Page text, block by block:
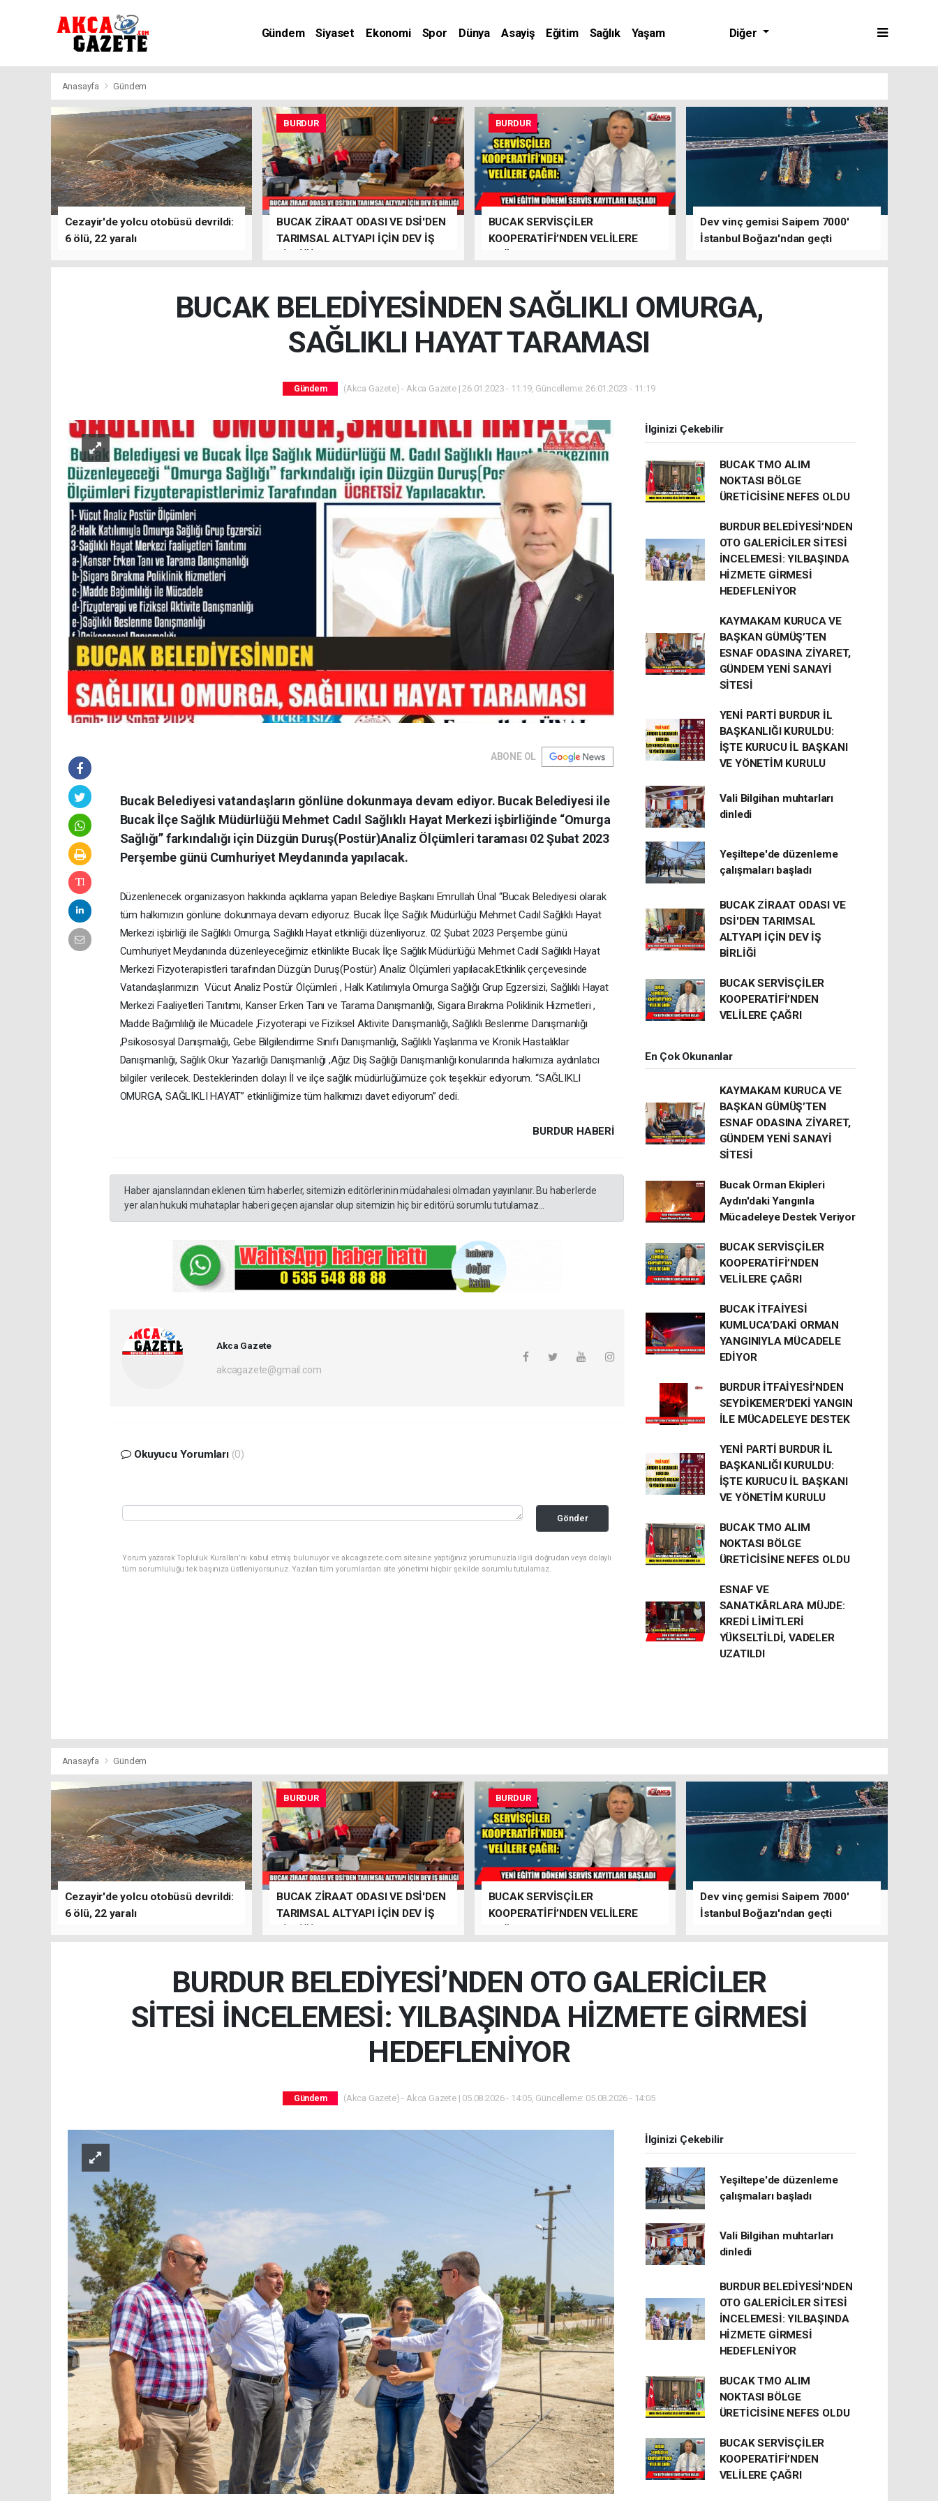
Gündem Siyaset Ekonomi Spor Dünya Asayiş Eğitim Sağlık
Yaşam
Diğer
Anasayfa Gündem
Cezayir'de yolcu otobüsü devrildi:
6 ölü, 22 yaralı
BURDUR
BUCAK ZİRAAT ODASI VE DSİ'DEN
TARIMSAL ALTYAPI İÇİN DEV İŞ
BURDUR
BUCAK SERVİSÇİLER
KOOPERATİFİ’NDEN VELİLERE
Dev vinç gemisi Saipem 7000'
İstanbul Boğazı'ndan geçti
BUCAK BELEDİYESİNDEN SAĞLIKLI OMURGA,
SAĞLIKLI HAYAT TARAMASI
Gündem (Akca Gazete) - Akca Gazete | 26.01.2023 - 11:19, Güncelleme: 26.01.2023 - 11:19
ABONE OL
Bucak Belediyesi vatandaşların gönlüne dokunmaya devam ediyor. Bucak Belediyesi ile
Bucak İlçe Sağlık Müdürlüğü Mehmet Cadıl Sağlıklı Hayat Merkezi işbirliğinde “Omurga
Sağlığı” farkındalığı için Düzgün Duruş(Postür)Analiz Ölçümleri taraması 02 Şubat 2023
Perşembe günü Cumhuriyet Meydanında yapılacak.
Düzenlenecek organizasyon hakkında açıklama yapan Belediye Başkanı Emrullah Ünal “Bucak Belediyesi olarak
tüm halkımızın gönlüne dokunmaya devam ediyoruz. Bucak İlçe Sağlık Müdürlüğü Mehmet Cadıl Sağlıklı Hayat
Merkezi işbirliği ile Sağlıklı Omurga, Sağlıklı Hayat etkinliği düzenliyoruz. 02 Şubat 2023 Perşembe günü
Cumhuriyet Meydanında düzenleyeceğimiz etkinlikte Bucak İlçe Sağlık Müdürlüğü Mehmet Cadıl Sağlıklı Hayat
Merkezi Fizyoterapistleri tarafından Düzgün Duruş(Postür) Analiz Ölçümleri yapılacak.Etkinlik çerçevesinde
Vatandaşlarımızın Vücut Analiz Postür Ölçümleri , Halk Katılımıyla Omurga Sağlığı Grup Egzersizi, Sağlıklı Hayat
Merkezi Faaliyetleri Tanıtımı, Kanser Erken Tanı ve Tarama Danışmanlığı, Sigara Bırakma Poliklinik Hizmetleri ,
Madde Bağımlılığı ile Mücadele ,Fizyoterapi ve Fiziksel Aktivite Danışmanlığı, Sağlıklı Beslenme Danışmanlığı
,Psikososyal Danışmalığı, Gebe Bilgilendirme Sınıfı Danışmanlığı, Sağlıklı Yaşlanma ve Kronik Hastalıklar
Danışmanlığı, Sağlık Okur Yazarlığı Danışmanlığı ,Ağız Diş Sağlığı Danışmanlığı konularında halkımıza aydınlatıcı
bilgiler verilecek. Desteklerinden dolayı İl ve ilçe sağlık müdürlüğümüze çok teşekkür ediyorum. “SAĞLIKLI
OMURGA, SAĞLIKLI HAYAT” etkinliğimize tüm halkımızı davet ediyorum” dedi.
BURDUR HABERİ
Haber ajanslarından eklenen tüm haberler, sitemizin editörlerinin müdahalesi olmadan yayınlanır. Bu haberlerde
yer alan hukuki muhataplar haberi geçen ajanslar olup sitemizin hiç bir editörü sorumlu tutulamaz...
Akca Gazete
akcagazete@gmail.com
Okuyucu Yorumları (0)
Gönder
Yorum yazarak Topluluk Kuralları’nı kabul etmiş bulunuyor ve akcagazete.com sitesine yaptığınız yorumunuzla ilgili doğrudan veya dolaylı
tüm sorumluluğu tek başınıza üstleniyorsunuz. Yazılan tüm yorumlardan site yönetimi hiçbir şekilde sorumlu tutulamaz.
İlginizi Çekebilir
BUCAK TMO ALIM
NOKTASI BÖLGE
ÜRETİCİSİNE NEFES OLDU
BURDUR BELEDİYESİ’NDEN
OTO GALERİCİLER SİTESİ
İNCELEMESİ: YILBAŞINDA
HİZMETE GİRMESİ
HEDEFLENİYOR
KAYMAKAM KURUCA VE
BAŞKAN GÜMÜŞ’TEN
ESNAF ODASINA ZİYARET,
GÜNDEM YENİ SANAYİ
SİTESİ
YENİ PARTİ BURDUR İL
BAŞKANLIĞI KURULDU:
İŞTE KURUCU İL BAŞKANI
VE YÖNETİM KURULU
Vali Bilgihan muhtarları
dinledi
Yeşiltepe'de düzenleme
çalışmaları başladı
BUCAK ZİRAAT ODASI VE
DSİ'DEN TARIMSAL
ALTYAPI İÇİN DEV İŞ
BİRLİĞİ
BUCAK SERVİSÇİLER
KOOPERATİFİ’NDEN
VELİLERE ÇAĞRI
En Çok Okunanlar
KAYMAKAM KURUCA VE
BAŞKAN GÜMÜŞ’TEN
ESNAF ODASINA ZİYARET,
GÜNDEM YENİ SANAYİ
SİTESİ
Bucak Orman Ekipleri
Aydın'daki Yangınla
Mücadeleye Destek Veriyor
BUCAK SERVİSÇİLER
KOOPERATİFİ’NDEN
VELİLERE ÇAĞRI
BUCAK İTFAİYESİ
KUMLUCA’DAKİ ORMAN
YANGINIYLA MÜCADELE
EDİYOR
BURDUR İTFAİYESİ’NDEN
SEYDİKEMER’DEKİ YANGIN
İLE MÜCADELEYE DESTEK
YENİ PARTİ BURDUR İL
BAŞKANLIĞI KURULDU:
İŞTE KURUCU İL BAŞKANI
VE YÖNETİM KURULU
BUCAK TMO ALIM
NOKTASI BÖLGE
ÜRETİCİSİNE NEFES OLDU
ESNAF VE
SANATKÂRLARA MÜJDE:
KREDİ LİMİTLERİ
YÜKSELTİLDİ, VADELER
UZATILDI
Anasayfa Gündem
Cezayir'de yolcu otobüsü devrildi:
6 ölü, 22 yaralı
BURDUR
BUCAK ZİRAAT ODASI VE DSİ'DEN
TARIMSAL ALTYAPI İÇİN DEV İŞ
BURDUR
BUCAK SERVİSÇİLER
KOOPERATİFİ’NDEN VELİLERE
Dev vinç gemisi Saipem 7000'
İstanbul Boğazı'ndan geçti
BURDUR BELEDİYESİ’NDEN OTO GALERİCİLER
SİTESİ İNCELEMESİ: YILBAŞINDA HİZMETE GİRMESİ
HEDEFLENİYOR
Gündem (Akca Gazete) - Akca Gazete | 05.08.2026 - 14:05, Güncelleme: 05.08.2026 - 14:05
İlginizi Çekebilir
Yeşiltepe'de düzenleme
çalışmaları başladı
Vali Bilgihan muhtarları
dinledi
BURDUR BELEDİYESİ’NDEN
OTO GALERİCİLER SİTESİ
İNCELEMESİ: YILBAŞINDA
HİZMETE GİRMESİ
HEDEFLENİYOR
BUCAK TMO ALIM
NOKTASI BÖLGE
ÜRETİCİSİNE NEFES OLDU
BUCAK SERVİSÇİLER
KOOPERATİFİ’NDEN
VELİLERE ÇAĞRI